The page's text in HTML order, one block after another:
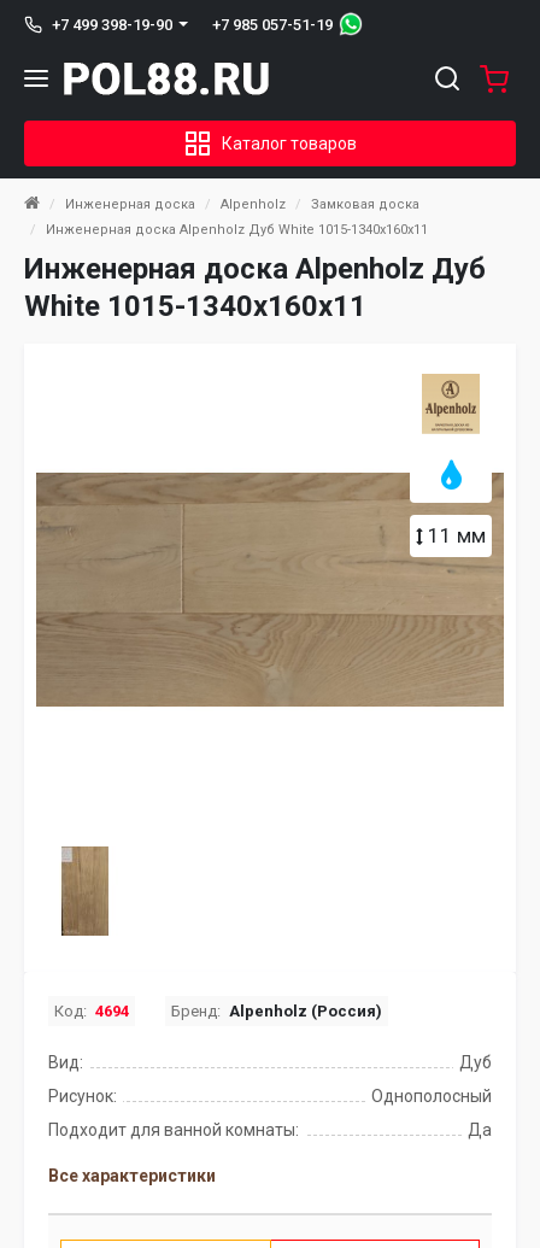
+7 499 398-19-90 +7 985 057-51-19
Каталог товаров
Инженерная доска Alpenholz
Замковая доска
Инженерная доска Alpenholz Дуб White 1015-1340х160х11
Инженерная доска Alpenholz Дуб
White 1015-1340х160х11
11 мм
Код: 4694 Бренд: Alpenholz (Россия)
Вид:
Дуб
Рисунок:
Однополосный
Подходит для ванной комнаты:
Да
Все характеристики